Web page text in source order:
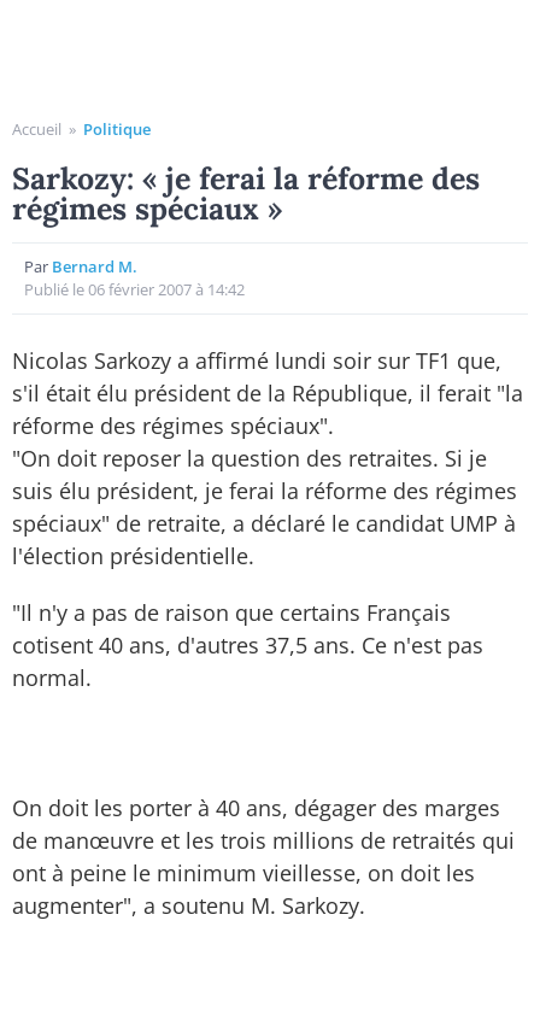
Accueil » Politique
Sarkozy: « je ferai la réforme des
régimes spéciaux »
Par Bernard M.
Publié le 06 février 2007 à 14:42
Nicolas Sarkozy a affirmé lundi soir sur TF1 que,
s'il était élu président de la République, il ferait "la
réforme des régimes spéciaux".
"On doit reposer la question des retraites. Si je
suis élu président, je ferai la réforme des régimes
spéciaux" de retraite, a déclaré le candidat UMP à
l'élection présidentielle.
"Il n'y a pas de raison que certains Français
cotisent 40 ans, d'autres 37,5 ans. Ce n'est pas
normal.
On doit les porter à 40 ans, dégager des marges
de manœuvre et les trois millions de retraités qui
ont à peine le minimum vieillesse, on doit les
augmenter", a soutenu M. Sarkozy.